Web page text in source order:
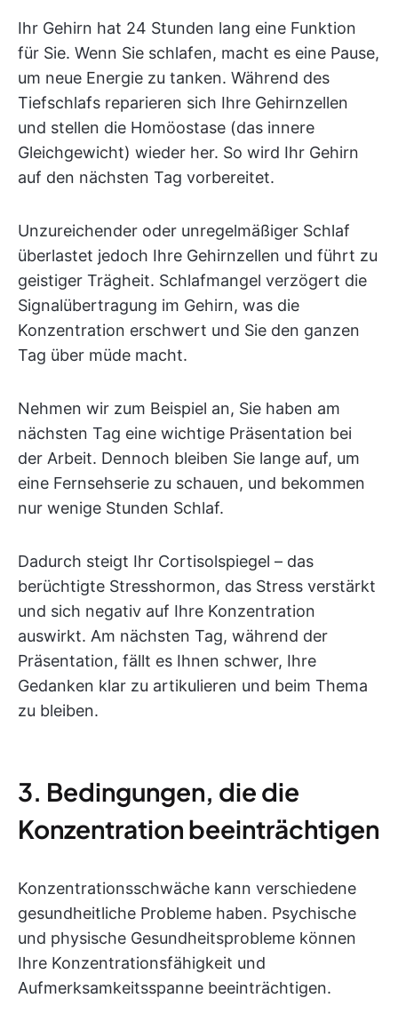
Ihr Gehirn hat 24 Stunden lang eine Funktion
für Sie. Wenn Sie schlafen, macht es eine Pause,
um neue Energie zu tanken. Während des
Tiefschlafs reparieren sich Ihre Gehirnzellen
und stellen die Homöostase (das innere
Gleichgewicht) wieder her. So wird Ihr Gehirn
auf den nächsten Tag vorbereitet.
Unzureichender oder unregelmäßiger Schlaf
überlastet jedoch Ihre Gehirnzellen und führt zu
geistiger Trägheit. Schlafmangel verzögert die
Signalübertragung im Gehirn, was die
Konzentration erschwert und Sie den ganzen
Tag über müde macht.
Nehmen wir zum Beispiel an, Sie haben am
nächsten Tag eine wichtige Präsentation bei
der Arbeit. Dennoch bleiben Sie lange auf, um
eine Fernsehserie zu schauen, und bekommen
nur wenige Stunden Schlaf.
Dadurch steigt Ihr Cortisolspiegel – das
berüchtigte Stresshormon, das Stress verstärkt
und sich negativ auf Ihre Konzentration
auswirkt. Am nächsten Tag, während der
Präsentation, fällt es Ihnen schwer, Ihre
Gedanken klar zu artikulieren und beim Thema
zu bleiben.
3. Bedingungen, die die
Konzentration beeinträchtigen
Konzentrationsschwäche kann verschiedene
gesundheitliche Probleme haben. Psychische
und physische Gesundheitsprobleme können
Ihre Konzentrationsfähigkeit und
Aufmerksamkeitsspanne beeinträchtigen.